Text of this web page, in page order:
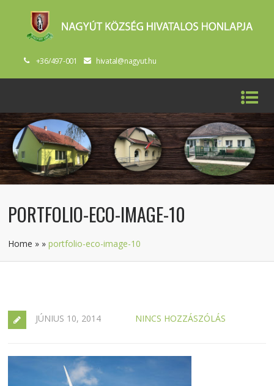
+36/497-001 hivatal@nagyut.hu
PORTFOLIO-ECO-IMAGE-10
Home » »portfolio-eco-image-10
JÚNIUS 10, 2014 NINCS HOZZÁSZÓLÁS